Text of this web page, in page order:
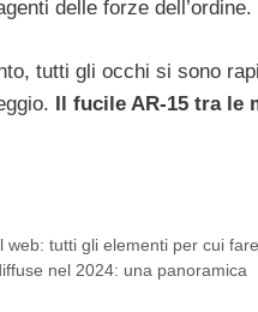
delle forze dell’ordine.
tutti gli occhi si sono
Il fucile AR-15 tra le
web: tutti gli elementi per cui
nel 2024: una panoramica